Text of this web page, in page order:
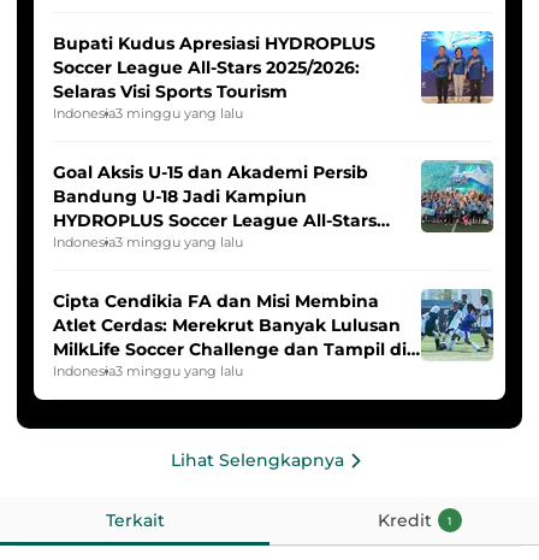
Bupati Kudus Apresiasi HYDROPLUS
Soccer League All-Stars 2025/2026:
Selaras Visi Sports Tourism
Indonesia3 minggu yang lalu
Goal Aksis U-15 dan Akademi Persib
Bandung U-18 Jadi Kampiun
HYDROPLUS Soccer League All-Stars
2025/2026
Indonesia3 minggu yang lalu
Cipta Cendikia FA dan Misi Membina
Atlet Cerdas: Merekrut Banyak Lulusan
MilkLife Soccer Challenge dan Tampil di
HYDROPLUS Soccer League
Indonesia3 minggu yang lalu
Lihat Selengkapnya
Terkait Kredit 1